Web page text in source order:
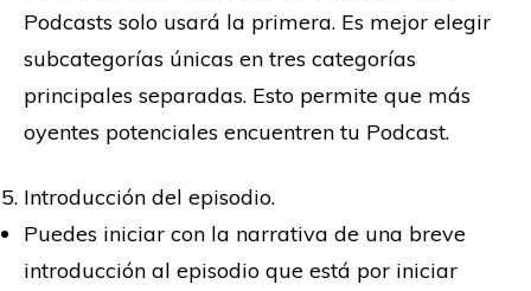
Podcasts solo usará la primera. Es mejor elegir
subcategorías únicas en tres categorías
principales separadas. Esto permite que más
oyentes potenciales encuentren tu Podcast.
Introducción del episodio.
Puedes iniciar con la narrativa de una breve
introducción al episodio que está por iniciar